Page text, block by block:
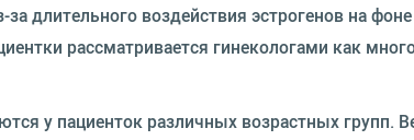
длительного воздействия эстрогенов на
рассматривается гинекологами как
у пациенток различных возрастных групп.